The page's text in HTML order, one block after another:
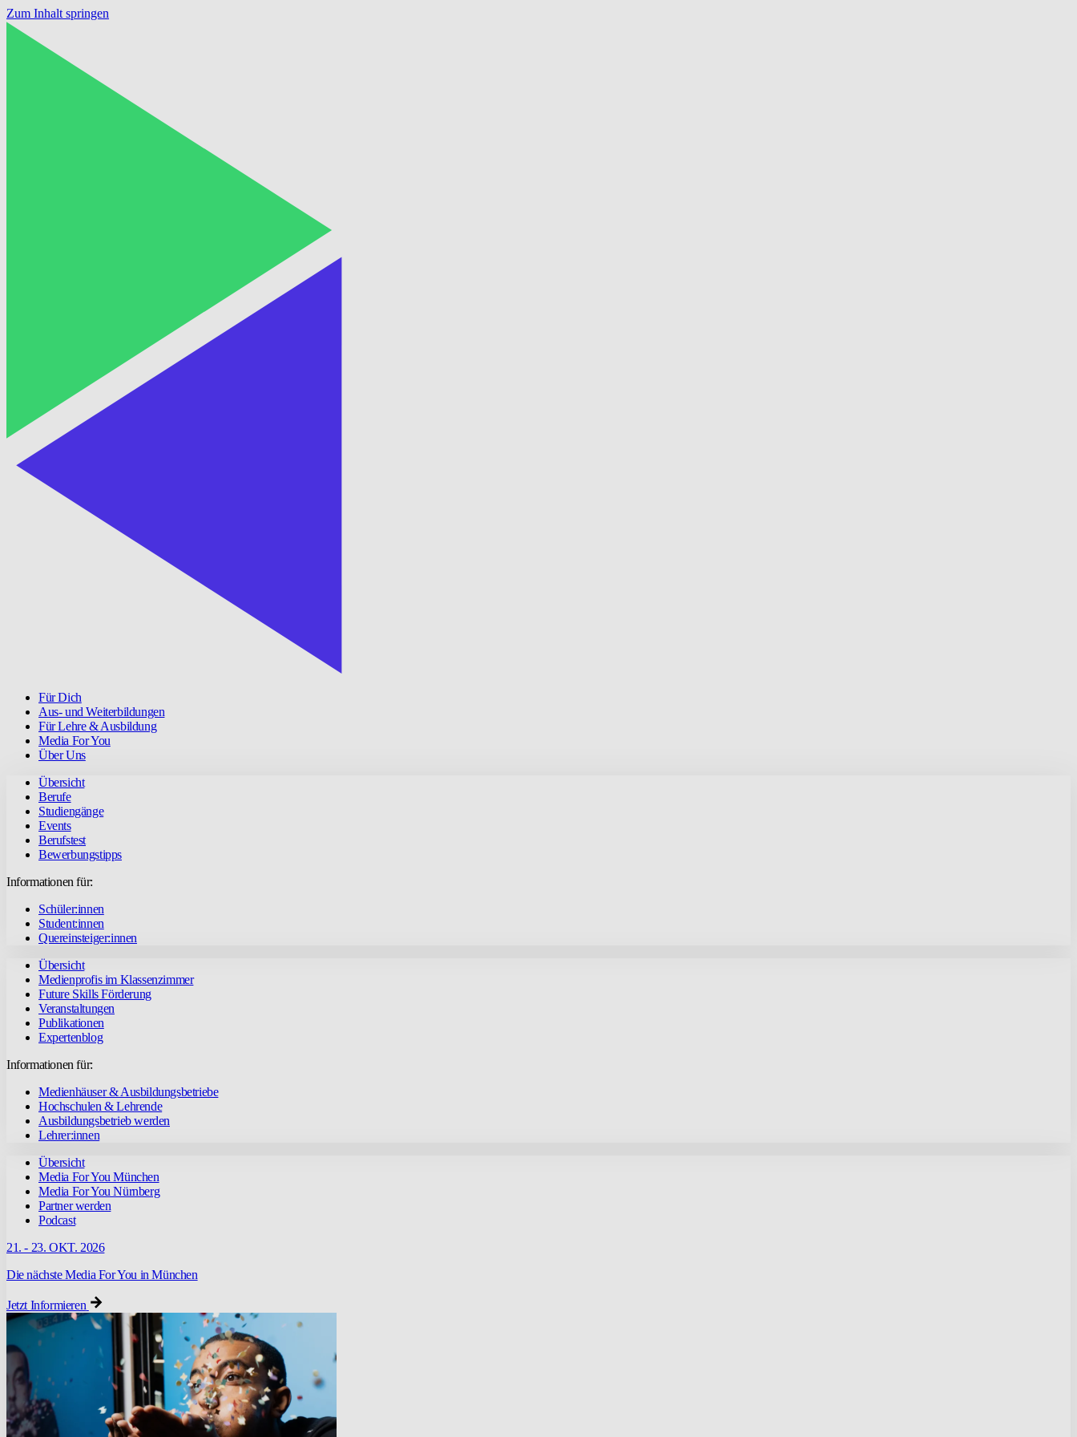
Zum Inhalt springen
Für Dich
Aus- und Weiterbildungen
Für Lehre & Ausbildung
Media For You
Über Uns
Übersicht
Berufe
Studiengänge
Events
Berufstest
Bewerbungstipps
Informationen für:
Schüler:innen
Student:innen
Quereinsteiger:innen
Übersicht
Medienprofis im Klassenzimmer
Future Skills Förderung
Veranstaltungen
Publikationen
Expertenblog
Informationen für:
Medienhäuser & Ausbildungsbetriebe
Hochschulen & Lehrende
Ausbildungsbetrieb werden
Lehrer:innen
Übersicht
Media For You München
Media For You Nürnberg
Partner werden
Podcast
21. - 23. OKT. 2026
Die nächste Media For You in München
Jetzt Informieren